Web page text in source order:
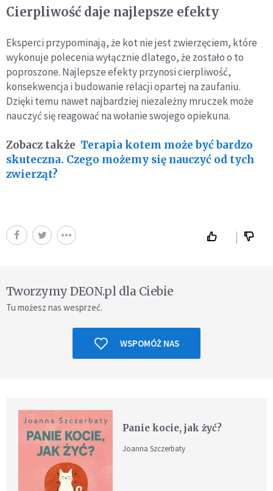
Cierpliwość daje najlepsze efekty
Eksperci przypominają, że kot nie jest zwierzęciem, które
wykonuje polecenia wyłącznie dlatego, że zostało o to
poproszone. Najlepsze efekty przynosi cierpliwość,
konsekwencja i budowanie relacji opartej na zaufaniu.
Dzięki temu nawet najbardziej niezależny mruczek może
nauczyć się reagować na wołanie swojego opiekuna.
Zobacz także Terapia kotem może być bardzo
skuteczna. Czego możemy się nauczyć od tych
zwierząt?
Tworzymy DEON.pl dla Ciebie
Tu możesz nas wesprzeć.
WSPOMÓŻ NAS
Panie kocie, jak żyć?
Joanna Szczerbaty